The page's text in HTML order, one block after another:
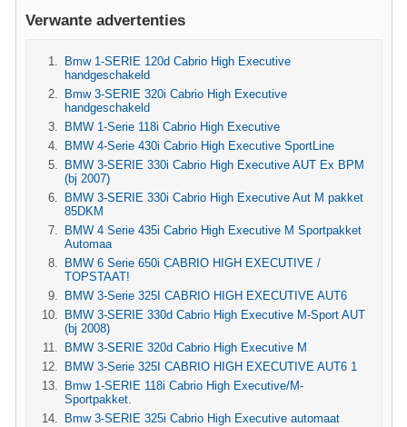
Verwante advertenties
Bmw 1-SERIE 120d Cabrio High Executive
handgeschakeld
Bmw 3-SERIE 320i Cabrio High Executive
handgeschakeld
BMW 1-Serie 118i Cabrio High Executive
BMW 4-Serie 430i Cabrio High Executive SportLine
BMW 3-SERIE 330i Cabrio High Executive AUT Ex BPM
(bj 2007)
BMW 3-SERIE 330i Cabrio High Executive Aut M pakket
85DKM
BMW 4 Serie 435i Cabrio High Executive M Sportpakket
Automaa
BMW 6 Serie 650i CABRIO HIGH EXECUTIVE /
TOPSTAAT!
BMW 3-Serie 325I CABRIO HIGH EXECUTIVE AUT6
BMW 3-SERIE 330d Cabrio High Executive M-Sport AUT
(bj 2008)
BMW 3-SERIE 320d Cabrio High Executive M
BMW 3-Serie 325I CABRIO HIGH EXECUTIVE AUT6 1
Bmw 1-SERIE 118i Cabrio High Executive/M-
Sportpakket.
Bmw 3-SERIE 325i Cabrio High Executive automaat